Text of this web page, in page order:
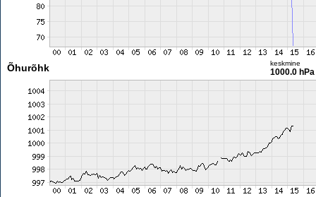
Õhurõhk keskmine
1000.0 hPa